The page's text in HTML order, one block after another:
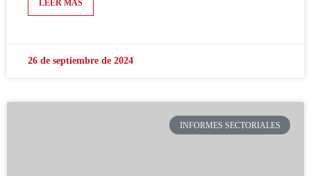
LEER MÁS
26 de septiembre de 2024
INFORMES SECTORIALES